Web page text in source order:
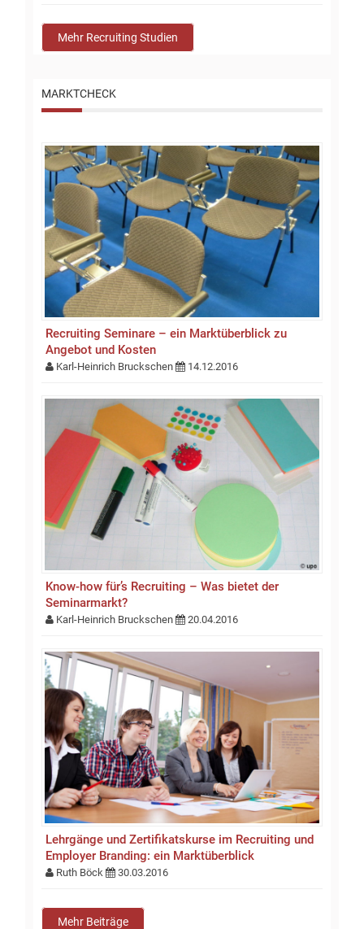
Mehr Recruiting Studien
MARKTCHECK
Recruiting Seminare – ein Marktüberblick zu
Angebot und Kosten
Karl-Heinrich Bruckschen 14.12.2016
Know-how für’s Recruiting – Was bietet der
Seminarmarkt?
Karl-Heinrich Bruckschen 20.04.2016
Lehrgänge und Zertifikatskurse im Recruiting und
Employer Branding: ein Marktüberblick
Ruth Böck 30.03.2016
Mehr Beiträge